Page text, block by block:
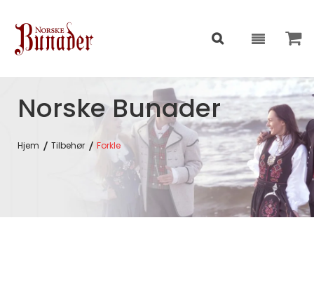
Norske Bunader
Hjem Tilbehør Forkle